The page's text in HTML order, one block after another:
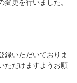
更を行いました。
録いただいておりま
ただけますようお願